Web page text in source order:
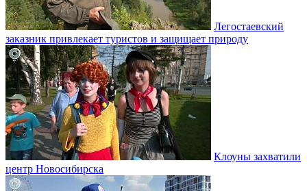
Легостаевский
заказник привлекает туристов и защищает природу
Клоуны захватили
центр Новосибирска